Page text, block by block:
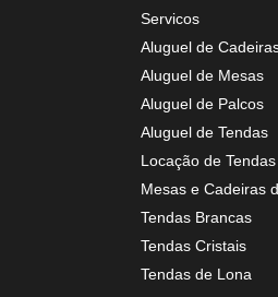
Servicos
Aluguel de
Aluguel de Mesas
Aluguel de Palcos
Aluguel de Tendas
Locação de Tendas
Mesas e Cadeiras
Tendas Brancas
Tendas Cristais
Tendas de Lona